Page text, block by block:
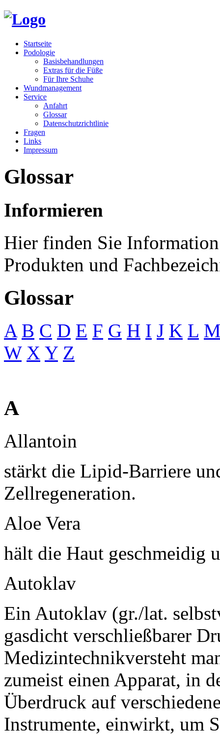
Startseite
Podologie
Basisbehandlungen
Extras für die Füße
Für Ihre Schuhe
Wundmanagement
Service
Anfahrt
Glossar
Datenschutzrichtlinie
Fragen
Links
Impressum
Glossar
Informieren
Hier finden Sie
Produkten und
Glossar
A B C D E F G H I J K L
W X Y Z
A
Allantoin
stärkt die Lipid-Barriere
Zellregeneration.
Aloe Vera
hält die Haut geschmeidig
Autoklav
Ein Autoklav (gr./lat.
gasdicht verschließbarer
Medizintechnikversteht
zumeist einen Apparat, in
Überdruck auf
Instrumente, einwirkt, um